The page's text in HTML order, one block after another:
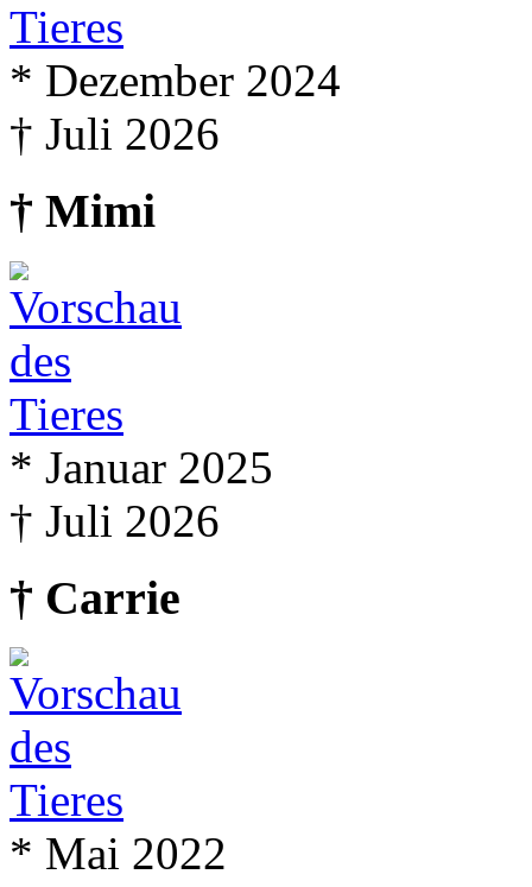
* Dezember 2024
† Juli 2026
† Mimi
* Januar 2025
† Juli 2026
† Carrie
* Mai 2022